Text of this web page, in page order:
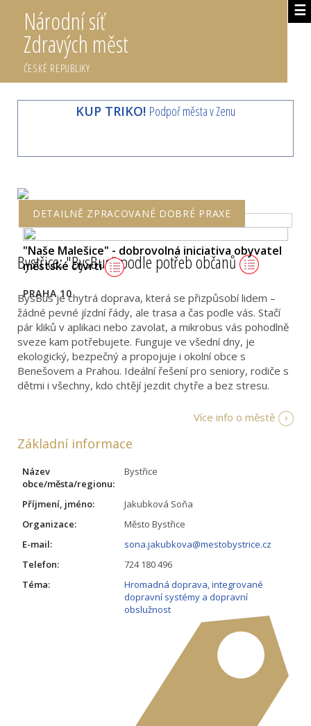
☰
Národní síť
Zdravých měst
ČESKÉ REPUBLIKY
KUP TRIKO! Podpoř města v Zenu
DETAILNĚ ZPRACOVANÉ DOBRÉ PRAXE
"Naše Malešice" - dobrovolná iniciativa obyvatel
městské čtvrti
PRAHA 10
Bystřice: "BysBus" podle potřeb občanů
BysBus je chytrá doprava, která se přizpůsobí lidem –
žádné pevné jízdní řády, ale trasa a čas podle vás. Stačí
pár kliků v aplikaci nebo zavolat, a mikrobus vás pohodlně
sveze kam potřebujete. Funguje ve všední dny, je
ekologický, bezpečný a propojuje i okolní obce s
Benešovem a Prahou. Ideální řešení pro seniory, rodiče s
dětmi i všechny, kdo chtějí jezdit chytře a bez stresu.
Více info o městě
Základní informace
Název
obce/města/regionu:
Bystřice
Příjmení, jméno:
Jakubková Soňa
Organizace:
Město Bystřice
E-mail:
sona.jakubkova@mestobystrice.cz
Telefon:
724 180 496
Téma:
Hromadná doprava, integrované
dopravní systémy a dopravní
obslužnost